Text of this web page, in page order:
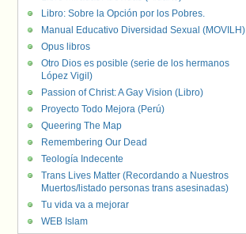
Libro: Sobre la Opción por los Pobres.
Manual Educativo Diversidad Sexual (MOVILH)
Opus libros
Otro Dios es posible (serie de los hermanos
López Vigil)
Passion of Christ: A Gay Vision (Libro)
Proyecto Todo Mejora (Perú)
Queering The Map
Remembering Our Dead
Teología Indecente
Trans Lives Matter (Recordando a Nuestros
Muertos/listado personas trans asesinadas)
Tu vida va a mejorar
WEB Islam